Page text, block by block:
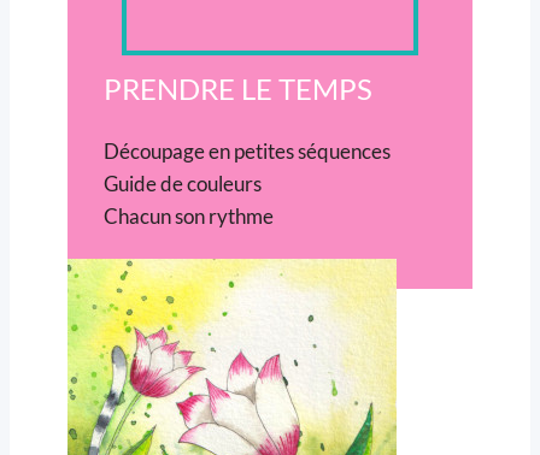
PRENDRE LE TEMPS
Découpage en petites séquences
Guide de couleurs
Chacun son rythme